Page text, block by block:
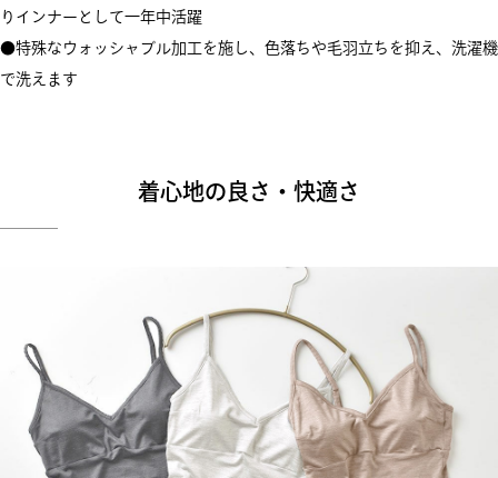
りインナーとして一年中活躍
●特殊なウォッシャブル加工を施し、色落ちや毛羽立ちを抑え、洗濯機
で洗えます
着心地の良さ・快適さ